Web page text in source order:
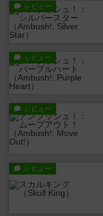
レビュー
レビュー
レビュー
レビュー